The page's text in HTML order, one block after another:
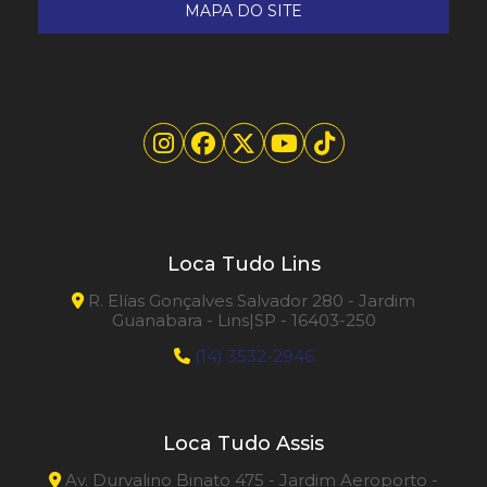
Compactador de Solo Sapo vs. Placa
Vibratória: Qual Escolher para Seu Projeto?
Dicas para Encontrar Preços Competitivos
Entenda como Escolher o Container Ideal
para Alugar com Segurança e Economia
Entenda o Impacto do Custo da Locação de
Escolhendo a Roçadeira Certa
MAPA DO SITE
Loca Tudo Lins
R. Elías Gonçalves Salvador 280 - Jardim
Guanabara - Lins|SP - 16403-250
(14) 3532-2946
Loca Tudo Assis
Av. Durvalino Binato 475 - Jardim Aeroporto -